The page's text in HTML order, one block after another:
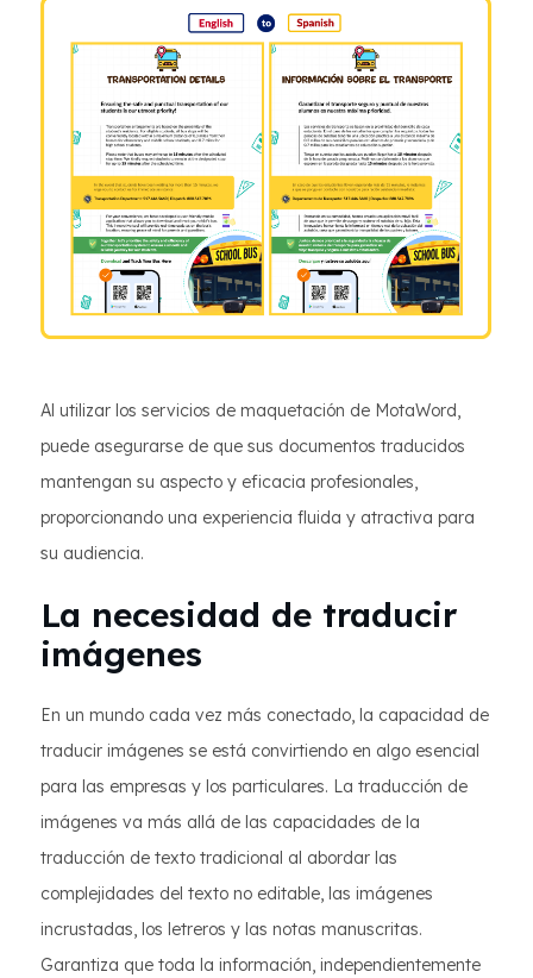
Al utilizar los servicios de maquetación de MotaWord,
puede asegurarse de que sus documentos traducidos
mantengan su aspecto y eficacia profesionales,
proporcionando una experiencia fluida y atractiva para
su audiencia.
La necesidad de traducir
imágenes
En un mundo cada vez más conectado, la capacidad de
traducir imágenes se está convirtiendo en algo esencial
para las empresas y los particulares. La traducción de
imágenes va más allá de las capacidades de la
traducción de texto tradicional al abordar las
complejidades del texto no editable, las imágenes
incrustadas, los letreros y las notas manuscritas.
Garantiza que toda la información, independientemente